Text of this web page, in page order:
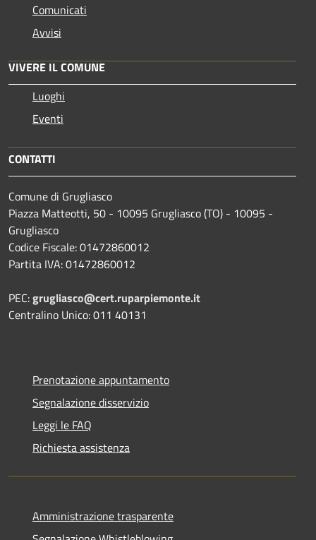
Comunicati
Avvisi
VIVERE IL COMUNE
Luoghi
Eventi
CONTATTI
Comune di Grugliasco
Piazza Matteotti, 50 - 10095 Grugliasco (TO) - 10095 -
Grugliasco
Codice Fiscale: 01472860012
Partita IVA: 01472860012
PEC:grugliasco@cert.ruparpiemonte.it
Centralino Unico: 011 40131
Prenotazione appuntamento
Segnalazione disservizio
Leggi le FAQ
Richiesta assistenza
Amministrazione trasparente